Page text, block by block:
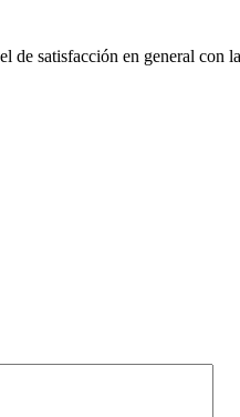
de satisfacción en general con